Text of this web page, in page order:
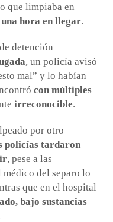
que limpiaba en
hora en llegar.
detención
, un policía avisó
mal” y lo habían
con múltiples
irreconocible.
por otro
policías tardaron
, pese a las
del separo lo
que en el hospital
bajo sustancias